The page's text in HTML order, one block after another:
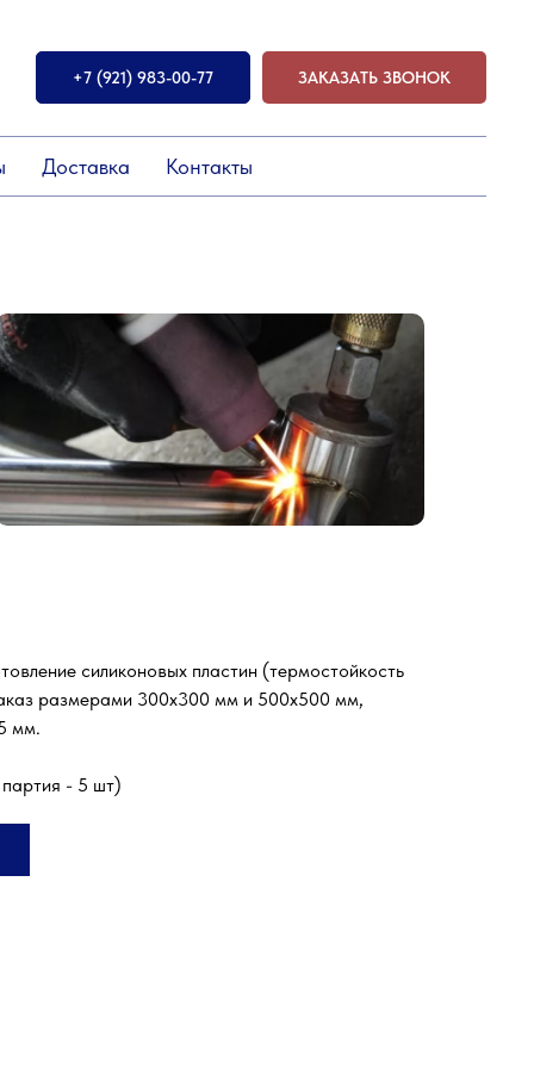
+7 (921) 983-00-77 ЗАКАЗАТЬ ЗВОНОК
Доставка Контакты
силиконовых пластин (термостойкость
размерами 300х300 мм и 500x500 мм,
мм.
- 5 шт)